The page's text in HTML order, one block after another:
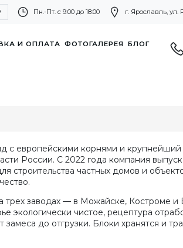
Пн.-Пт. с 9:00 до 18:00 г. Ярославль, ул.
И ОПЛАТА ФОТОГАЛЕРЕЯ БЛОГ
с европейскими корнями и крупнейший
России. С 2022 года компания
строительства частных домов и
трех заводах — в Можайске, Костроме и
экологически чистое, рецептура
замеса до отгрузки. Блоки хранятся и